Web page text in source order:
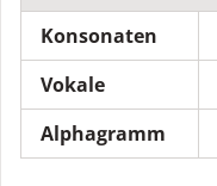
Konsonaten
Vokale
Alphagramm